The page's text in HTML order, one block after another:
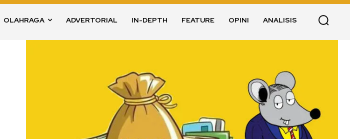
OLAHRAGA ADVERTORIAL IN-DEPTH FEATURE OPINI ANALISIS